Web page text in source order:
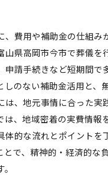
、費用や補助金の仕組み
山県高岡市今市で葬儀を
申請手続きなど短期間で
しのない補助金活用と、
は、地元事情に合った実
は、地域密着の実費情報
体的な流れとポイントを
とで、精神的・経済的な